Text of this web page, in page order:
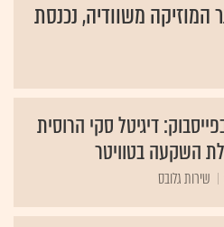
המוזיקה משוודיה, נכנסת
דיגיטל סקי הרוסית
השקעה בטוויטר
שירות גלובס